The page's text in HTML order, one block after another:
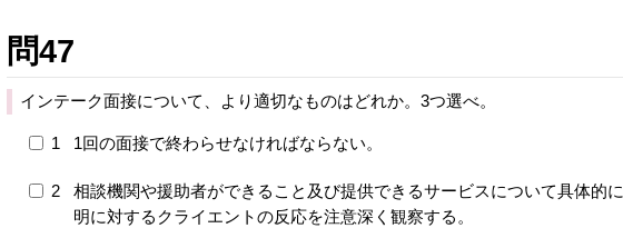
問47
インテーク面接について、より適切なものはどれか。3つ選べ。
1 1回の面接で終わらせなければならない。
2
相談機関や援助者ができること及び提供できるサービスについて具体的
明に対するクライエントの反応を注意深く観察する。